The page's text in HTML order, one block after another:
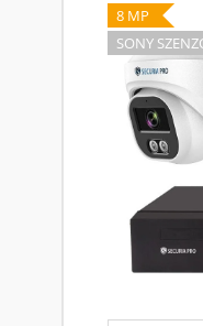
8 MP
SONY